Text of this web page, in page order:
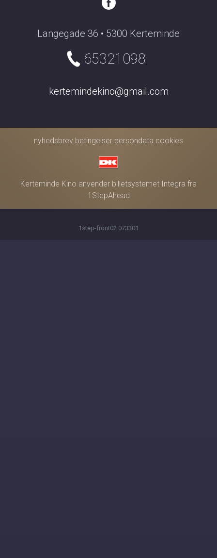
Langegade 36 • 5300 Kerteminde
65321098
kertemindekino@gmail.com
nyhedsbrev betingelser persondata cookies
Kerteminde Kino anvender billetsystemet Integra fra
1StepAhead
1step-front02 073301